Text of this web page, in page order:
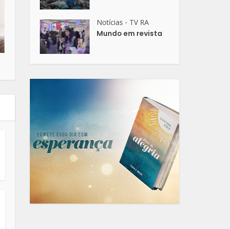
Notícias • TV RA
Mundo em revista